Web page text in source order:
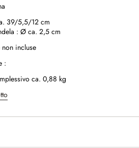
39/5,5/12 cm
: Ø ca. 2,5 cm
incluse
:
ca. 0,88 kg